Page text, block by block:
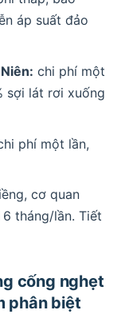
áp suất đảo
chi phí một
sợi lát rơi xuống
phí một lần,
cơ quan
tháng/lần. Tiết
cống nghẹt
phân biệt